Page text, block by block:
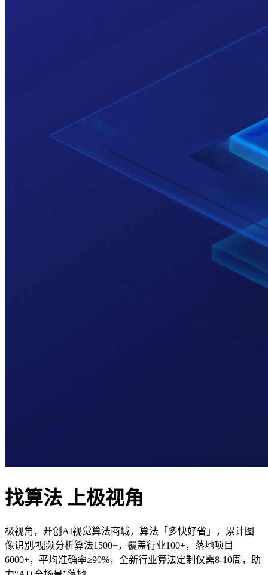
找算法 上极视角
极视角，开创AI视觉算法商城，算法「多快好省」，累计图
像识别/视频分析算法1500+，覆盖行业100+，落地项目
6000+，平均准确率≥90%，全新行业算法定制仅需8-10周，助